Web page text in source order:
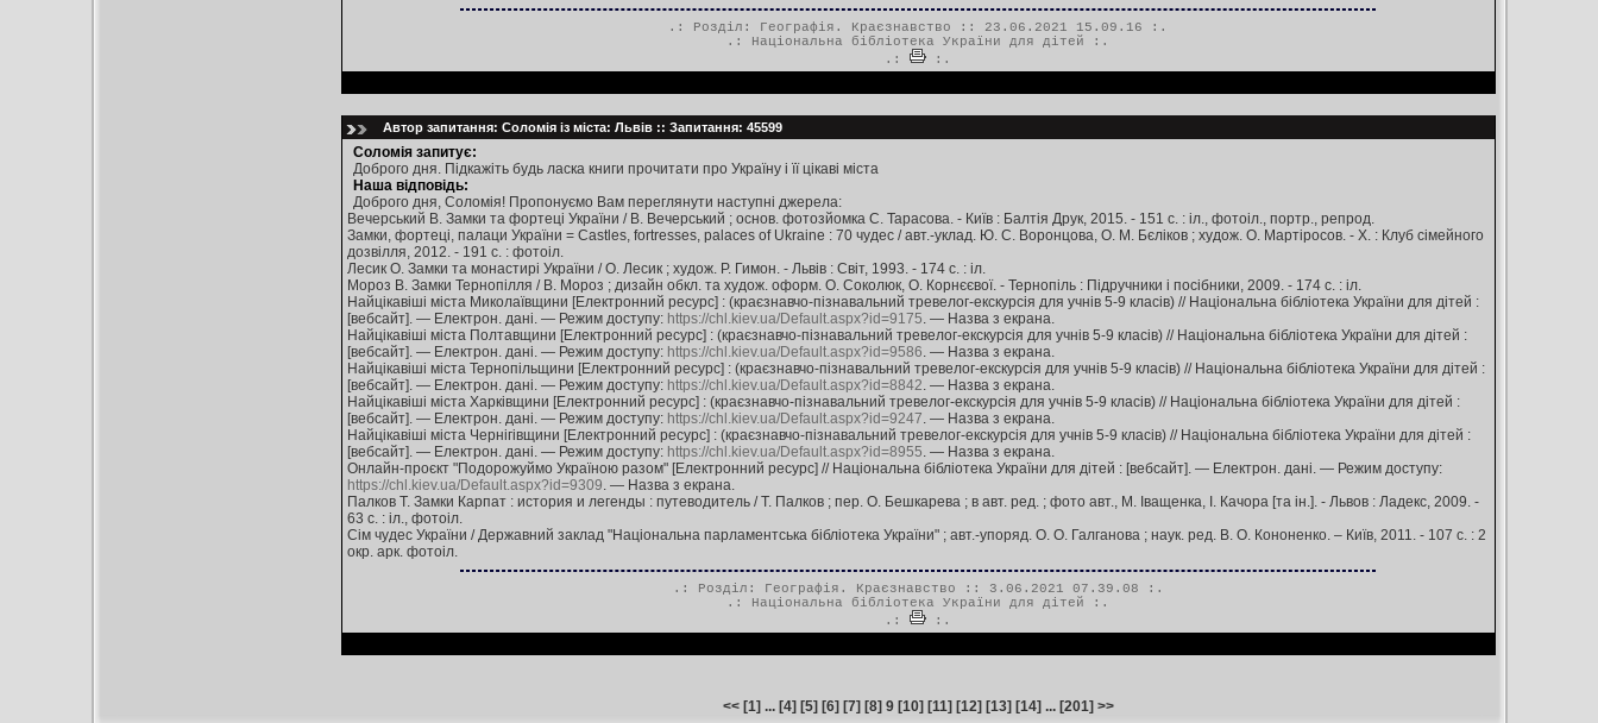
.: Розділ: Географія. Краєзнавство :: 23.06.2021 15.09.16 :.
.: Національна бібліотека України для дітей :.
.:
:.
Автор запитання: Соломія із міста: Львів :: Запитання: 45599
Соломія запитує:
Доброго дня. Підкажіть будь ласка книги прочитати про Україну і її цікаві міста
Наша відповідь:
Доброго дня, Соломія! Пропонуємо Вам переглянути наступні джерела:
Вечерський В. Замки та фортеці України / В. Вечерський ; основ. фотозйомка С. Тарасова. - Київ : Балтія Друк, 2015. - 151 с. : іл., фотоіл., портр., репрод.
Замки, фортеці, палаци України = Castles, fortresses, palaces of Ukraine : 70 чудес / авт.-уклад. Ю. С. Воронцова, О. М. Бєліков ; худож. О. Мартіросов. - Х. : Клуб сімейного
дозвілля, 2012. - 191 с. : фотоіл.
Лесик О. Замки та монастирі України / О. Лесик ; худож. Р. Гимон. - Львів : Світ, 1993. - 174 с. : іл.
Мороз В. Замки Тернопілля / В. Мороз ; дизайн обкл. та худож. оформ. О. Соколюк, О. Корнєєвої. - Тернопіль : Підручники і посібники, 2009. - 174 с. : іл.
Найцікавіші міста Миколаївщини [Електронний ресурс] : (краєзнавчо-пізнавальний тревелог-екскурсія для учнів 5-9 класів) // Національна бібліотека України для дітей :
[вебсайт]. — Електрон. дані. — Режим доступу: https://chl.kiev.ua/Default.aspx?id=9175. — Назва з екрана.
Найцікавіші міста Полтавщини [Електронний ресурс] : (краєзнавчо-пізнавальний тревелог-екскурсія для учнів 5-9 класів) // Національна бібліотека України для дітей :
[вебсайт]. — Електрон. дані. — Режим доступу: https://chl.kiev.ua/Default.aspx?id=9586. — Назва з екрана.
Найцікавіші міста Тернопільщини [Електронний ресурс] : (краєзнавчо-пізнавальний тревелог-екскурсія для учнів 5-9 класів) // Національна бібліотека України для дітей :
[вебсайт]. — Електрон. дані. — Режим доступу: https://chl.kiev.ua/Default.aspx?id=8842. — Назва з екрана.
Найцікавіші міста Харківщини [Електронний ресурс] : (краєзнавчо-пізнавальний тревелог-екскурсія для учнів 5-9 класів) // Національна бібліотека України для дітей :
[вебсайт]. — Електрон. дані. — Режим доступу: https://chl.kiev.ua/Default.aspx?id=9247. — Назва з екрана.
Найцікавіші міста Чернігівщини [Електронний ресурс] : (краєзнавчо-пізнавальний тревелог-екскурсія для учнів 5-9 класів) // Національна бібліотека України для дітей :
[вебсайт]. — Електрон. дані. — Режим доступу: https://chl.kiev.ua/Default.aspx?id=8955. — Назва з екрана.
Онлайн-проєкт "Подорожуймо Україною разом" [Електронний ресурс] // Національна бібліотека України для дітей : [вебсайт]. — Електрон. дані. — Режим доступу:
https://chl.kiev.ua/Default.aspx?id=9309. — Назва з екрана.
Палков Т. Замки Карпат : история и легенды : путеводитель / Т. Палков ; пер. О. Бешкарева ; в авт. ред. ; фото авт., М. Іващенка, І. Качора [та ін.]. - Львов : Ладекс, 2009. -
63 с. : іл., фотоіл.
Сім чудес України / Державний заклад "Національна парламентська бібліотека України" ; авт.-упоряд. О. О. Галганова ; наук. ред. В. О. Кононенко. – Київ, 2011. - 107 с. : 2
окр. арк. фотоіл.
.: Розділ: Географія. Краєзнавство :: 3.06.2021 07.39.08 :.
.: Національна бібліотека України для дітей :.
.:
:.
<<[1] ... [4] [5] [6] [7] [8] 9 [10] [11] [12] [13] [14] ... [201] >>